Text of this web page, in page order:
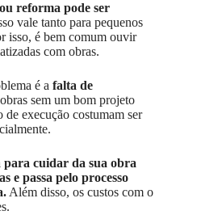
reforma pode ser
vale tanto para pequenos
isso, é bem comum ouvir
com obras.
é a falta de
sem um bom projeto
execução costumam ser
cuidar da sua obra
e passa pelo processo
Além disso, os custos com o